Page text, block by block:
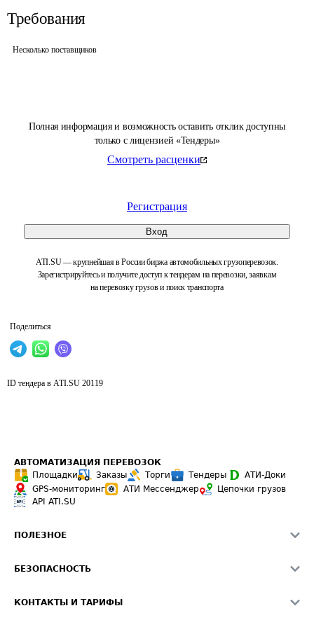
Полная информация и возможность оставить отклик доступны
только с лицензией «Тендеры»
Смотреть расценки
Регистрация
Вход
ATI.SU — крупнейшая в России биржа автомобильных грузоперевозок.
Зарегистрируйтесь и получите доступ к тендерам на перевозки, заявкам
на перевозку грузов и поиск транспорта
Поделиться
Требования
Несколько поставщиков
ID тендера в ATI.SU 20119
АВТОМАТИЗАЦИЯ ПЕРЕВОЗОК
Площадки
Заказы Торги Тендеры
АТИ-Доки
GPS-мониторинг
АТИ Мессенджер
Цепочки грузов
API ATI.SU
ПОЛЕЗНОЕ
Звезды ATI.SU на вашем сайте
БЕЗОПАСНОСТЬ
КОНТАКТЫ И ТАРИФЫ